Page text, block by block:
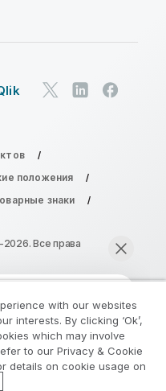
положения
знаки
Все права
приложения QlikView
with our websites
interests. By clicking ‘Ok’,
which may involve
to our Privacy & Cookie
details on cookie usage on